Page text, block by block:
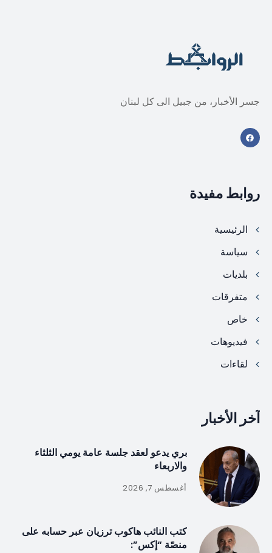
جسر الأخبار، من جبيل الى كل لبنان
روابط مفيدة
الرئيسية
سياسة
بلديات
متفرقات
خاص
فيديوهات
لقاءات
آخر الأخبار
بري يدعو لعقد جلسة عامة يومي الثلثاء
والاربعاء
أغسطس 7, 2026
كتب النائب هاكوب ترزيان عبر حسابه على
منصّة “إكس”: